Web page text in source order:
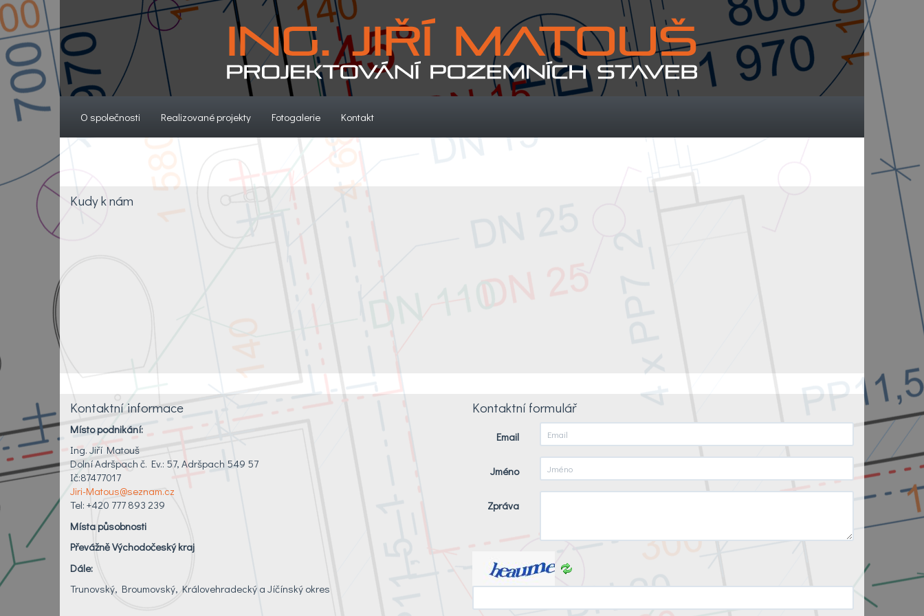
O společnosti (current)Realizované projekty(current)Fotogalerie(current)Kontakt(current)
Kudy k nám
Kontaktní informace
Místo podnikání:
Ing. Jiří Matouš
Dolní Adršpach č. Ev.: 57, Adršpach 549 57
Ič:87477017
Jiri-Matous@seznam.cz
Tel: +420 777 893 239
Místa působnosti
Převážně Východočeský kraj
Dále:
Trunovský, Broumovský, Královehradecký a Jíčínský okres
Kontaktní formulář
Email
Jméno
Zpráva